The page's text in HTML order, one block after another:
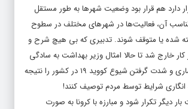
دارد هم قرار بود وضعیت شهر‌ها به طور مستقل
آن، فعالیت‌ها در شهر‌های مختلف در سطوح
شده یا متوقف شوند. تدبیری که بی هیچ شرح و
خارج شد تا حالا امثال وزیر بهداشت به سادگی
گسترش دوباره بیماری و شدت گرفتن شیوع کووید ۱۹ در کشور را نتیجه
انگاری شرایط توسط مردم توصیف کنند!
دیگر تکرار شود و مبارزه با کرونا به صورت